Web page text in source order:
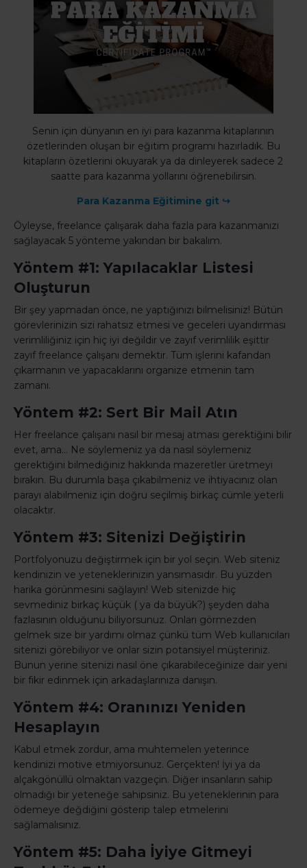
Senin için dünyanın en iyi para kazanma kitaplarının
özetlerinden oluşan bir eğitim programı hazırladık. Bu
kitapların özetlerini okuyarak ya da dinleyerek sadece 2
saatte para kazanma yollarını öğrenebilirsin.
Para Kazanma Eğitimine git ↪
Öyleyse, freelance çalışarak daha fazla para kazanmanızı
sağlayacak 5 yönteme yakından bir bakalım.
Yöntem #1: Yapılacaklar Listesi
Oluşturun
Bir şey yapmadan önce, ne yaptığınızı bilmelisiniz! Bütün
görevlerinizin sizi rahatsız etmesi ve geceleri uyandırması
verimliliğiniz için hiç iyi değildir ve zayıf verimlilik eşittir
zayıf freelance çalışanı demektir. Tüm işlerini kafandan
çıkarmanın ve yapacaklarını organize etmenin tam
zamanı.
Yöntem #2: Sert Bir Mail Atın
Her freelance çalışanı nasıl bir mesaj atması gerektiğini bilir
evet, ama... Ne söylemeniz ya da nasıl söylemeniz
gerektiğini bilmediğiniz hakkında mazeretler üretmeyi
bırakın. Bu durumla başa çıkabilmeniz ve ihtiyacınız olan
parayı alabilmeniz için doğru seçilmiş birkaç cümle yeterli
olacaktır.
Yöntem #3: Sitenizi Değiştirin
Portfolyonuzu değiştirmek için bir yol seçin. Web siteniz
kendinizin ve yeteneklerinizin yansımasıdır. Bu yüzden
harika görünmesini sağlayın! Web sitenizde hiç
sevmediniz birkaç küçük ( ya da büyük?) şeyden daha
fazlasının olduğunu biliyorsunuz. Onları görmezden
gelmek size bir yardımı olmaz çünkü tüm Web kullanıcıları
sitenizi görebiliyor ve onlar sizin potansiyel müşteriniz.
Bunun yerine sitenizi nasıl öne çıkarabileceğinize dair yeni
bir fikir edinmek için arkadaşlarınıza danışın.
Yöntem #4: Oranınızı Yeniden
Hesaplayın
Kabul etmek zordur, ama muhtemelen yeterince
kendinizi motive etmiyorsunuz. Gerçekten! İyi ya da
alçakgönüllü olmaktan vazgeçin. Diğer insanların sahip
olmadığı bir yeteneğe sahipsiniz. Bu yeteneklerinin para
ödemeye değdiğini gösterip talep etmelerini
sağlamalısınız.
Yöntem #5: Daha İyiye Gitmeyi